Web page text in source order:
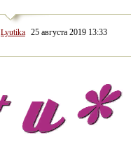
Lyutika 25 августа 2019 13:33